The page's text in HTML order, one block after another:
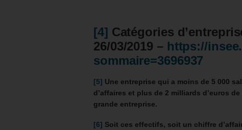
[4] Catégories
26/03/2019 – https://
sommaire=3696937
[5] Une entreprise qui a moins de 5 000
d’affaires et plus de 2 milliards d’euros
grande entreprise.
[6] Soit ces effectifs, soit un chiffre